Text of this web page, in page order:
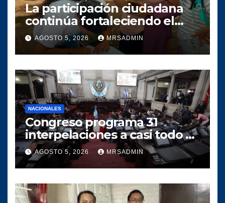
La participación ciudadana
continúa fortaleciendo el
crecimiento del proyecto
político SERVIR en el
municipio de Villa Canales
AGOSTO 5, 2026 MRSADMIN
NACIONALES
Congreso programa 31
interpelaciones a casi todo el
gabinete de Bernardo
Arévalo entre agosto y
octubre
AGOSTO 5, 2026 MRSADMIN